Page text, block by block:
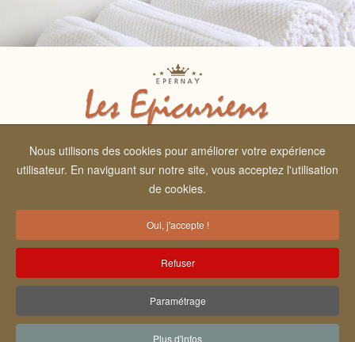
Nous utilisons des cookies pour améliorer votre expérience
utilisateur. En naviguant sur notre site, vous acceptez l'utilisation
de cookies.
Oui, j'accepte !
Refuser
Paramétrage
Plus d'infos
Les Epicuriens - 9, rue Jean Thévenin - 51200 EPERNAY -
FRANCE
contact@les-epicuriens-epernay.com
ACCUEIL INFORMATIONS LÉGALES PLAN DU SITE
PARTENAIRES LE BLOG CONTACT